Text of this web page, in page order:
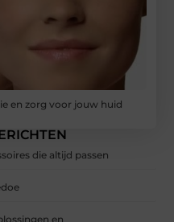
en zorg voor jouw huid
die altijd passen
en